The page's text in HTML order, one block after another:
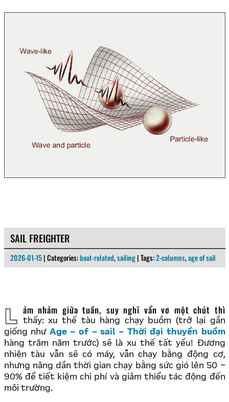
SAIL FREIGHTER
2026-01-15 | Categories:boat-related,sailing | Tags:2-columns,age of sail
Lảm nhảm giữa tuần, suy nghĩ vẩn vơ một chút thì
thấy: xu thế tàu hàng chạy buồm (trở lại gần
giống như Age – of – sail – Thời đại thuyền buồm
hàng trăm năm trước) sẽ là xu thế tất yếu! Đương
nhiên tàu vẫn sẽ có máy, vẫn chạy bằng động cơ,
nhưng nâng dần thời gian chạy bằng sức gió lên 50 ~
90% để tiết kiệm chi phí và giảm thiểu tác động đến
môi trường.